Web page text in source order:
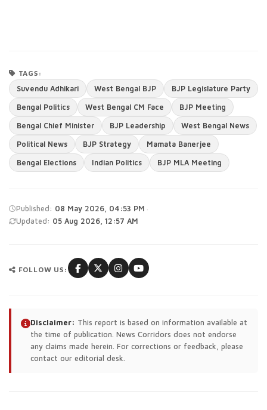
TAGS:
Suvendu Adhikari
West Bengal BJP BJP Legislature Party
Bengal Politics West Bengal CM Face BJP Meeting
Bengal Chief Minister BJP Leadership West Bengal News
Political News BJP Strategy Mamata Banerjee
Bengal Elections Indian Politics BJP MLA Meeting
Published: 08 May 2026, 04:53 PM ·
Updated: 05 Aug 2026, 12:57 AM
FOLLOW US:
Disclaimer: This report is based on information available at
the time of publication. News Corridors does not endorse
any claims made herein. For corrections or feedback, please
contact our editorial desk.